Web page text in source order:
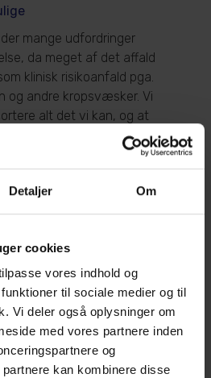
Detaljer Om
cookies
vores indhold og
til sociale medier og til
Vi deler også oplysninger om
med vores partnere inden
og
kan kombinere disse
mange udfordringer
da meget af det affald
klinisk risikoanfald pga.
og andre kropsvæsker. Vi
alt det vi kan, og at
en forskel. Samtidigt
til at fungere,
og derfor har vi haft
være nemmere at
ikke at affaldssortere.